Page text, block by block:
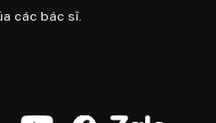
các bác sĩ.